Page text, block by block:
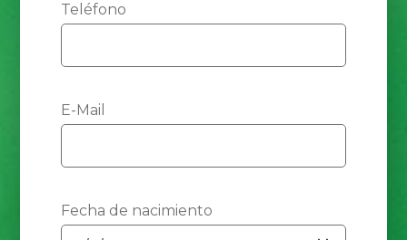
Teléfono
E-Mail
Fecha de nacimiento